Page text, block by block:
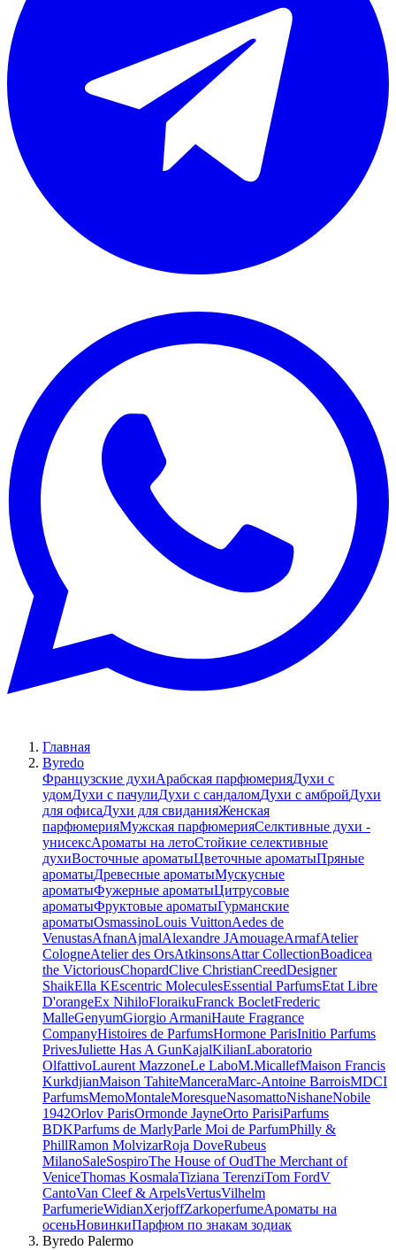
Главная
Byredo
Французские духиАрабская парфюмерияДухи с
удомДухи с пачулиДухи с сандаломДухи с амбройДухи
для офисаДухи для свиданияЖенская
парфюмерияМужская парфюмерияСелктивные духи -
унисексАроматы на летоСтойкие селективные
духиВосточные ароматыЦветочные ароматыПряные
ароматыДревесные ароматыМускусные
ароматыФужерные ароматыЦитрусовые
ароматыФруктовые ароматыГурманские
ароматыOsmassinoLouis VuittonAedes de
VenustasAfnanAjmalAlexandre JAmouageArmafAtelier
CologneAtelier des OrsAtkinsonsAttar CollectionBoadicea
the VictoriousChopardClive ChristianCreedDesigner
ShaikElla KEscentric MoleculesEssential ParfumsEtat Libre
D'orangeEx NihiloFloraikuFranck BocletFrederic
MalleGenyumGiorgio ArmaniHaute Fragrance
CompanyHistoires de ParfumsHormone ParisInitio Parfums
PrivesJuliette Has A GunKajalKilianLaboratorio
OlfattivoLaurent MazzoneLe LaboM.MicallefMaison Francis
KurkdjianMaison TahiteManceraMarc-Antoine BarroisMDCI
ParfumsMemoMontaleMoresqueNasomattoNishaneNobile
1942Orlov ParisOrmonde JayneOrto ParisiParfums
BDKParfums de MarlyParle Moi de ParfumPhilly &
PhillRamon MolvizarRoja DoveRubeus
MilanoSaleSospiroThe House of OudThe Merchant of
VeniceThomas KosmalaTiziana TerenziTom FordV
CantoVan Cleef & ArpelsVertusVilhelm
ParfumerieWidianXerjoffZarkoperfumeАроматы на
осеньНовинкиПарфюм по знакам зодиак
Byredo Palermo